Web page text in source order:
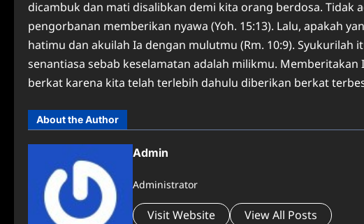
dicambuk dan mati disalibkan demi kita orang berdosa. Tidak
pengorbanan memberikan nyawa (Yoh. 15:13). Lalu, apakah
hatimu dan akuilah Ia dengan mulutmu (Rm. 10:9).
senantiasa sebab keselamatan adalah milikmu.
berkat karena kita telah terlebih dahulu diberikan berkat
About the Author
Admin
Administrator
Visit Website View All Posts